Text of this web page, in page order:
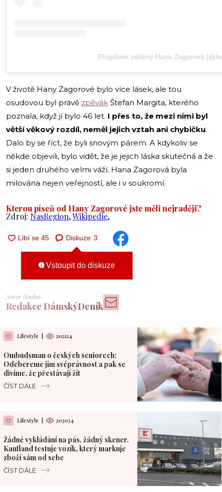
Příspěvek sdílený Hana Zagorová
V životě Hany Zagorové bylo více lásek, ale tou
osudovou byl právě zpěvák Štefan Margita, kterého
poznala, když jí bylo 46 let. I přes to, že mezi nimi byl
větší věkový rozdíl, neměl jejich vztah ani chybičku.
Dalo by se říct, že byli snovým párem. A kdykoliv se
někde objevili, bylo vidět, že je jejich láska skutečná a že
si jeden druhého velmi váží. Hana Zagorová byla
milována nejen veřejností, ale i v soukromí.
Kterou píseň od Hany Zagorové jste měli nejraději?
Zdroj: NasRegion,Wikipedie,
Diskuze 3
Vstoupit do diskuze
Autor článku
Redakce DámskýDeník
Lifestyle 202124
Ombudsman o českých seniorech:
Odebereme jim svéprávnost a pak se
divíme, že přestávají žít
ČÍST DÁLE
Lifestyle 203034
Žádné vykládání na pás, žádný skener.
Kaufland testuje vozík, který markuje
zboží sám od sebe
ČÍST DÁLE